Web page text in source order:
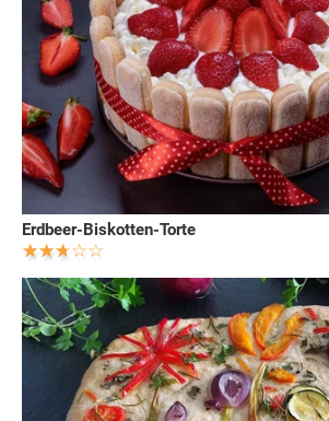
Erdbeer-Biskotten-Torte